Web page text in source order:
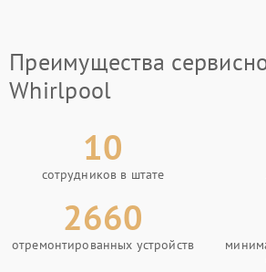
Преимущества
Whirlpool
10
сотрудников в штате
2660
отремонтированных устройств